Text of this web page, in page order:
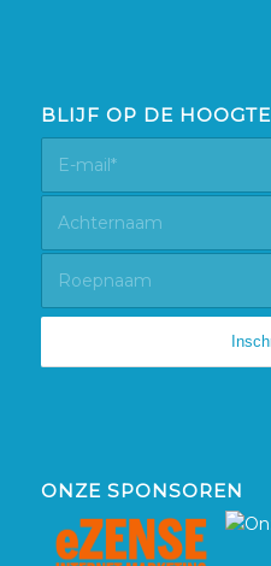
BLIJF OP DE HOOGTE
ONZE SPONSOREN